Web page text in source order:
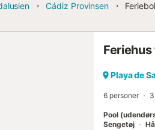
Cádiz Provinsen
Playa de
6 personer
Pool
Sengetøj